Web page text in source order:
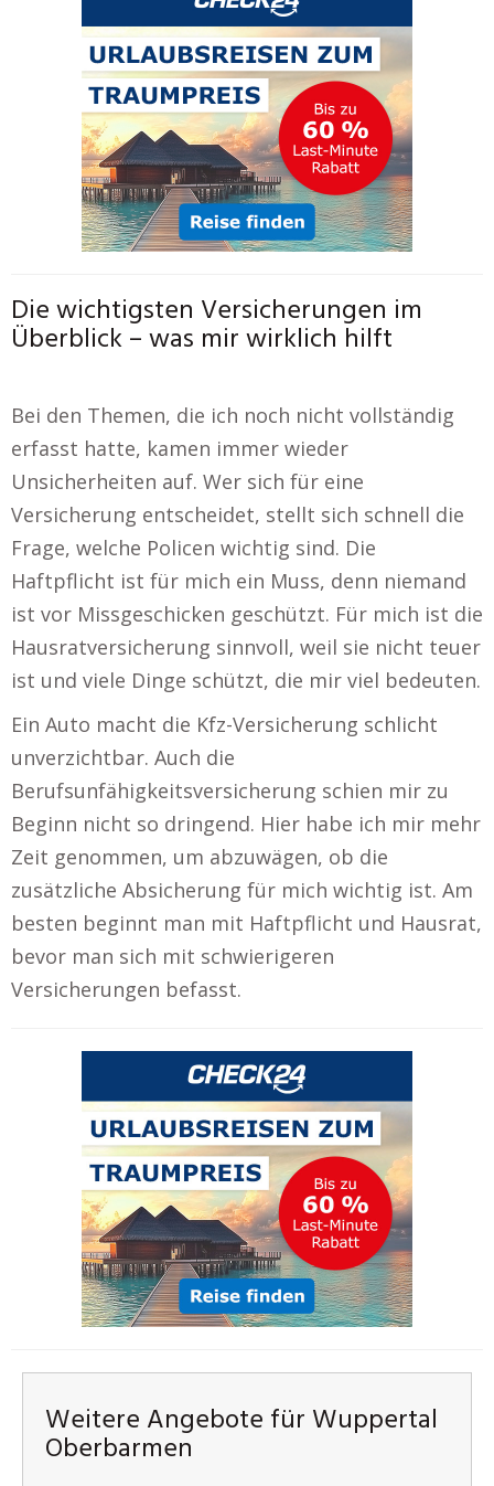
Die wichtigsten Versicherungen im
Überblick – was mir wirklich hilft
Bei den Themen, die ich noch nicht vollständig
erfasst hatte, kamen immer wieder
Unsicherheiten auf. Wer sich für eine
Versicherung entscheidet, stellt sich schnell die
Frage, welche Policen wichtig sind. Die
Haftpflicht ist für mich ein Muss, denn niemand
ist vor Missgeschicken geschützt. Für mich ist die
Hausratversicherung sinnvoll, weil sie nicht teuer
ist und viele Dinge schützt, die mir viel bedeuten.
Ein Auto macht die Kfz-Versicherung schlicht
unverzichtbar. Auch die
Berufsunfähigkeitsversicherung schien mir zu
Beginn nicht so dringend. Hier habe ich mir mehr
Zeit genommen, um abzuwägen, ob die
zusätzliche Absicherung für mich wichtig ist. Am
besten beginnt man mit Haftpflicht und Hausrat,
bevor man sich mit schwierigeren
Versicherungen befasst.
Weitere Angebote für Wuppertal
Oberbarmen